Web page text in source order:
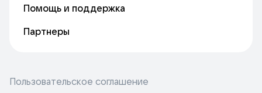
Помощь и поддержка
Партнеры
Пользовательское соглашение